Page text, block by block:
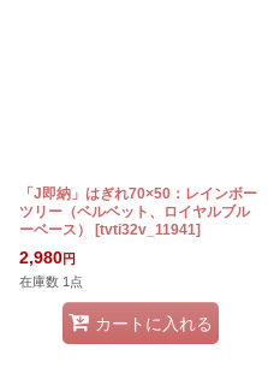
「J即納」はぎれ70×50：レインボー
ツリー（ベルベット、ロイヤルブル
ーベース）
[tvti32v_11941]
2,980円
在庫数 1点
カートに入れる